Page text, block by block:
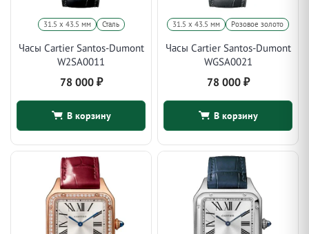
31.5 х 43.5 мм Сталь
Часы Cartier Santos-Dumont
W2SA0011
78 000 ₽
В корзину
31.5 х 43.5 мм Розовое золото
Часы Cartier Santos-Dumont
WGSA0021
78 000 ₽
В корзину